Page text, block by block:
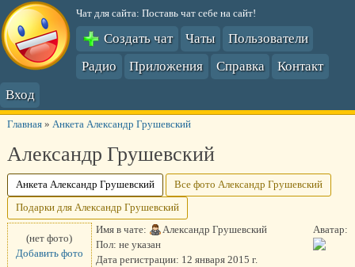
Чат для сайта: Поставь чат себе на сайт!
Создать чат Чаты
Пользователи
Радио
Приложения Справка
Контакт
Вход
Главная» Анкета Александр Грушевский
Александр Грушевский
Анкета Александр Грушевский Все фото Александр Грушевский
Подарки для Александр Грушевский
Аватар:
(нет фото)
Добавить фото
Имя в чате:
Александр Грушевский
Пол: не указан
Дата регистрации: 12 января 2015 г.